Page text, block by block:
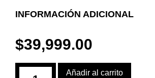
INFORMACIÓN ADICIONAL
$39,999.00
Añadir al carrito